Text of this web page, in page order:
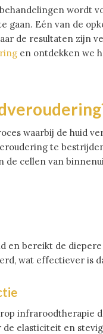
wordt
gaan. Eén van de
de resultaten zijn
en ontdekken we
waarbij de huid
te
de cellen van
en bereikt de
wat effectiever is
infraroodtherapie
elasticiteit en